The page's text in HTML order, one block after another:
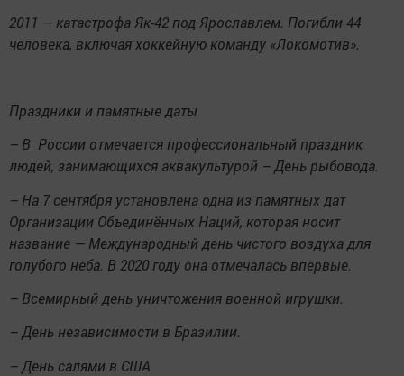
2011 — катастрофа Як-42 под Ярославлем. Погибли 44
человека, включая хоккейную команду «Локомотив».
Праздники и памятные даты
– В России отмечается профессиональный праздник
людей, занимающихся аквакультурой – День рыбовода.
– На 7 сентября установлена одна из памятных дат
Организации Объединённых Наций, которая носит
название — Международный день чистого воздуха для
голубого неба. В 2020 году она отмечалась впервые.
– Всемирный день уничтожения военной игрушки.
– День независимости в Бразилии.
– День салями в США